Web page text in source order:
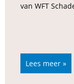
van WFT
Lees meer »